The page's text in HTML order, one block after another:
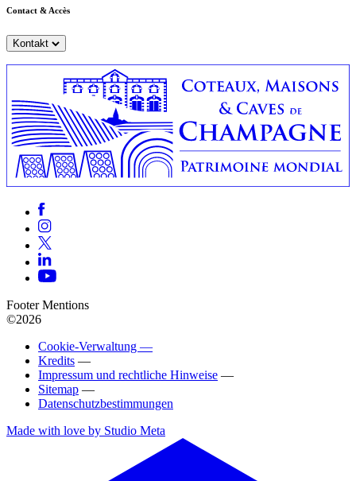
Contact & Accès
Kontakt
Footer Mentions
©2026
Cookie-Verwaltung —
Kredits —
Impressum und rechtliche Hinweise —
Sitemap —
Datenschutzbestimmungen
Made with love by Studio Meta